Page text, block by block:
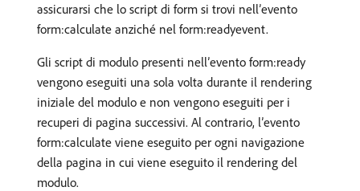
assicurarsi che lo script di form si trovi nell’evento
form:calculate anziché nel form:readyevent.
Gli script di modulo presenti nell’evento form:ready
vengono eseguiti una sola volta durante il rendering
iniziale del modulo e non vengono eseguiti per i
recuperi di pagina successivi. Al contrario, l’evento
form:calculate viene eseguito per ogni navigazione
della pagina in cui viene eseguito il rendering del
modulo.